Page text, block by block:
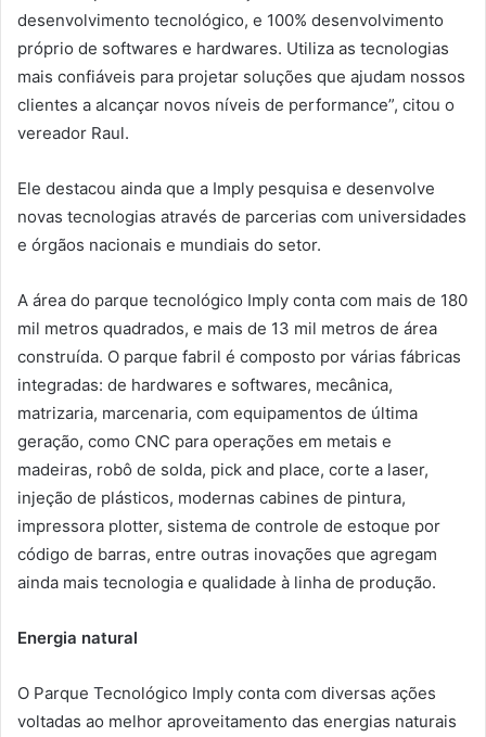
desenvolvimento tecnológico, e 100% desenvolvimento
próprio de softwares e hardwares. Utiliza as tecnologias
mais confiáveis para projetar soluções que ajudam nossos
clientes a alcançar novos níveis de performance”, citou o
vereador Raul.
Ele destacou ainda que a Imply pesquisa e desenvolve
novas tecnologias através de parcerias com universidades
e órgãos nacionais e mundiais do setor.
A área do parque tecnológico Imply conta com mais de 180
mil metros quadrados, e mais de 13 mil metros de área
construída. O parque fabril é composto por várias fábricas
integradas: de hardwares e softwares, mecânica,
matrizaria, marcenaria, com equipamentos de última
geração, como CNC para operações em metais e
madeiras, robô de solda, pick and place, corte a laser,
injeção de plásticos, modernas cabines de pintura,
impressora plotter, sistema de controle de estoque por
código de barras, entre outras inovações que agregam
ainda mais tecnologia e qualidade à linha de produção.
Energia natural
O Parque Tecnológico Imply conta com diversas ações
voltadas ao melhor aproveitamento das energias naturais